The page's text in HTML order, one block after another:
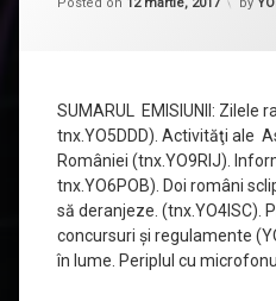
SUMARUL EMISIUNII: Zilele
tnx.YO5DDD). Activităţi ale
României (tnx.YO9RIJ).
tnx.YO6POB). Doi români
să deranjeze. (tnx.YO4ISC).
concursuri şi regulamente
în lume. Periplul cu microfonul.